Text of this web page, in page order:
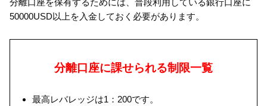
分離口座を保有するためには、普段利用している銀行口座に
50000USD以上を入金しておく必要があります。
分離口座に課せられる制限一覧
最高レバレッジは1：200です。